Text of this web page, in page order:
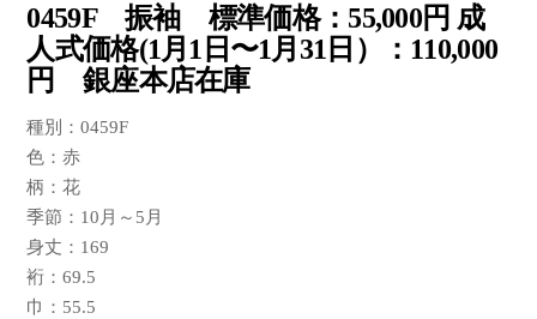
0459F 振袖 標準価格：55,000円 成
人式価格(1月1日〜1月31日）：110,000
円 銀座本店在庫
種別：0459F
色：赤
柄：花
季節：10月～5月
身丈：169
裄：69.5
巾：55.5